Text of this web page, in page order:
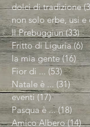
dolci di tradizione
non solo erbe, usi e
Il Prebuggiun (33)
Fritto di Liguria (6)
la mia gente (16) 16
Fior di ...
(53)53 post
Natale è ...
(31)31
eventi (17)17 post
Pasqua è ... (18)
Amico Albero (14)